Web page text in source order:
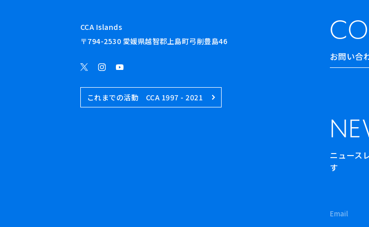
お問い合
ニュース
す
CCA Islands
〒794-2530 愛媛県越智郡上島町弓削豊島46
これまでの活動 CCA 1997 - 2021